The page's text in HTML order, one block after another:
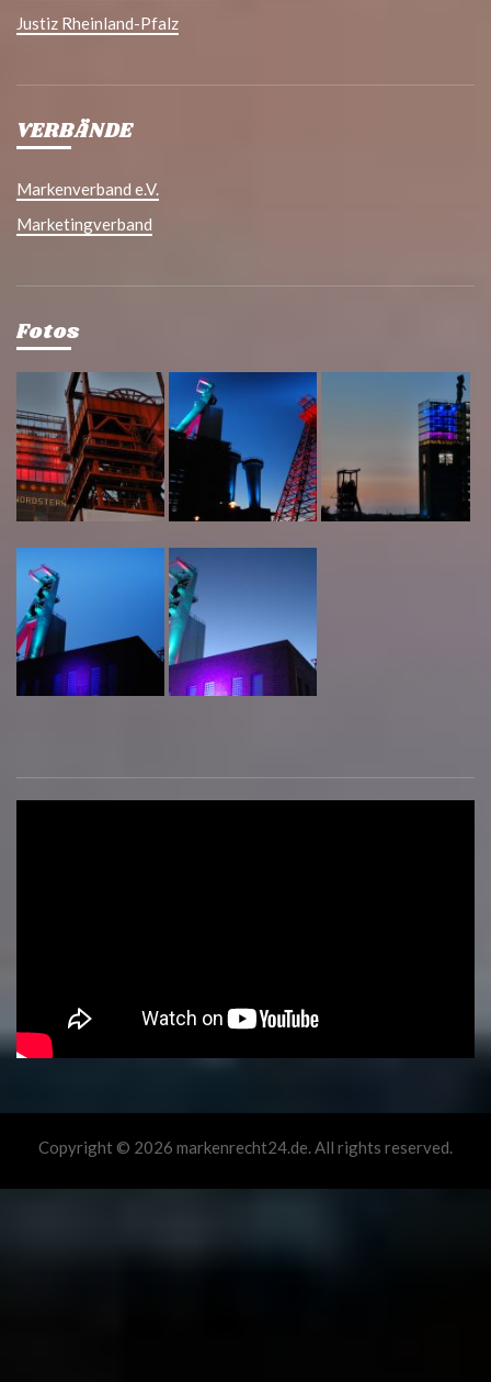
Justiz Rheinland-Pfalz
VERBÄNDE
Markenverband e.V.
Marketingverband
Fotos
Copyright © 2026 markenrecht24.de. All rights reserved.